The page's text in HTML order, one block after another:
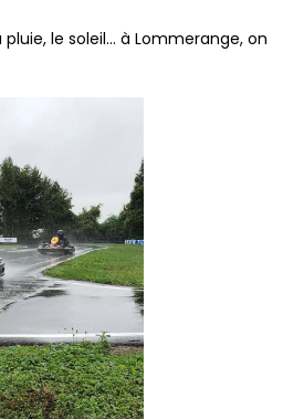
le soleil... à Lommerange, on